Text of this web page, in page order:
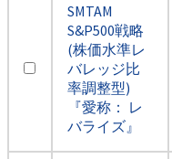
SMTAM
S&P500戦略
(株価水準レ
バレッジ比
率調整型)
『愛称： レ
バライズ』